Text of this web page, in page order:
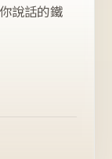
說話的鐵